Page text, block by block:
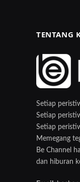
TENTANG
Setiap
Setiap
Setiap
Memegang
Be Channel
dan hiburan